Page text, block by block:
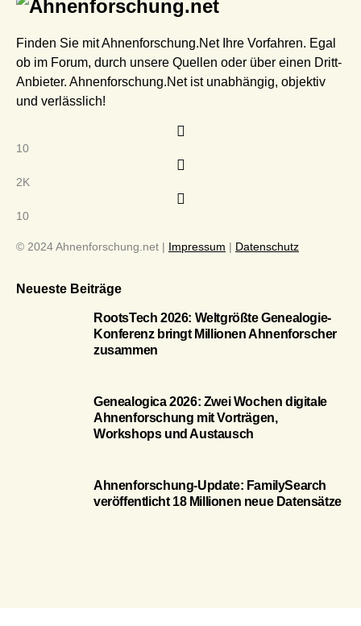
Finden Sie mit Ahnenforschung.Net Ihre Vorfahren. Egal
ob im Forum, durch unsere Quellen oder über einen Dritt-
Anbieter. Ahnenforschung.Net ist unabhängig, objektiv
und verlässlich!
10
2K
10
© 2024 Ahnenforschung.net | Impressum | Datenschutz
Neueste Beiträge
RootsTech 2026: Weltgrößte Genealogie-
Konferenz bringt Millionen Ahnenforscher
zusammen
Genealogica 2026: Zwei Wochen digitale
Ahnenforschung mit Vorträgen,
Workshops und Austausch
Ahnenforschung-Update: FamilySearch
veröffentlicht 18 Millionen neue Datensätze